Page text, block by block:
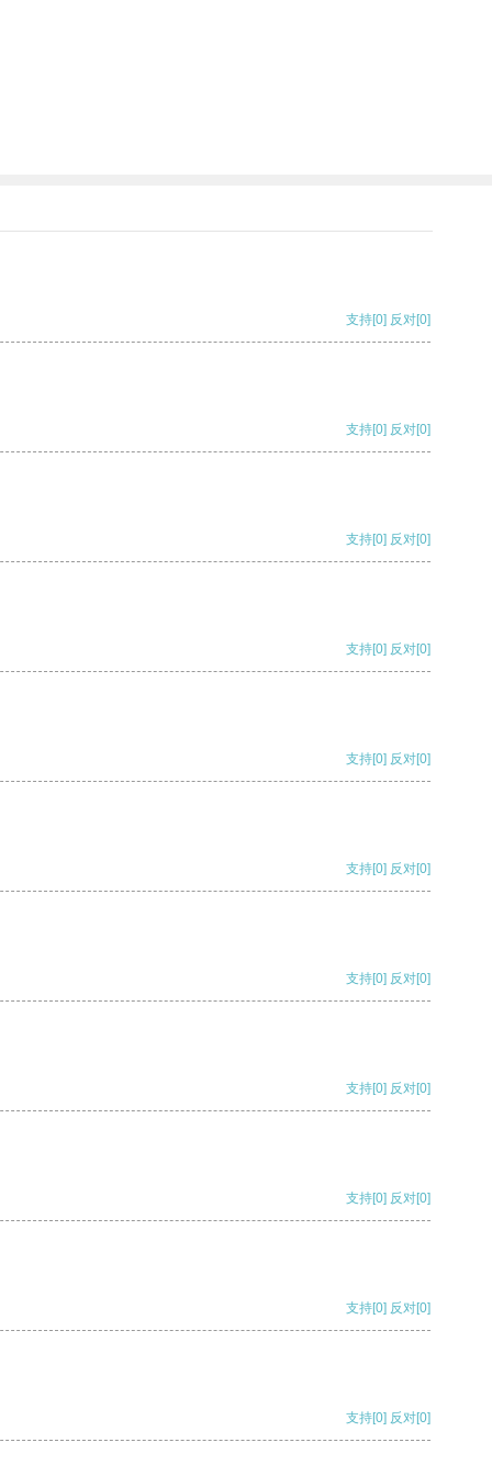
支持[0] 反对[0]
支持[0] 反对[0]
支持[0] 反对[0]
支持[0] 反对[0]
支持[0] 反对[0]
支持[0] 反对[0]
支持[0] 反对[0]
支持[0] 反对[0]
支持[0] 反对[0]
支持[0] 反对[0]
支持[0] 反对[0]